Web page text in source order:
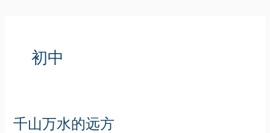
初中
千山万水的远方